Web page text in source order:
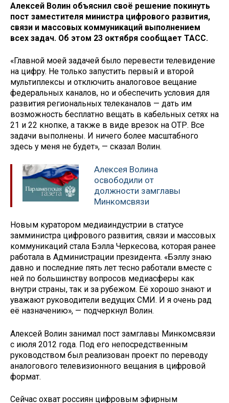
Алексей Волин объяснил своё решение покинуть
пост заместителя министра цифрового развития,
связи и массовых коммуникаций выполнением
всех задач. Об этом 23 октября сообщает ТАСС.
«Главной моей задачей было перевести телевидение
на цифру. Не только запустить первый и второй
мультиплексы и отключить аналоговое вещание
федеральных каналов, но и обеспечить условия для
развития региональных телеканалов — дать им
возможность бесплатно вещать в кабельных сетях на
21 и 22 кнопке, а также в виде врезок на ОТР. Все
задачи выполнены. И ничего более масштабного
здесь у меня не будет», — сказал Волин.
Алексея Волина
освободили от
должности замглавы
Минкомсвязи
Новым куратором медиаиндустрии в статусе
замминистра цифрового развития, связи и массовых
коммуникаций стала Бэлла Черкесова, которая ранее
работала в Администрации президента. «Бэллу знаю
давно и последние пять лет тесно работали вместе с
ней по большинству вопросов медиасферы как
внутри страны, так и за рубежом. Её хорошо знают и
уважают руководители ведущих СМИ. И я очень рад
её назначению», — подчеркнул Волин.
Алексей Волин занимал пост замглавы Минкомсвязи
с июля 2012 года. Под его непосредственным
руководством был реализован проект по переводу
аналогового телевизионного вещания в цифровой
формат.
Сейчас охват россиян цифровым эфирным